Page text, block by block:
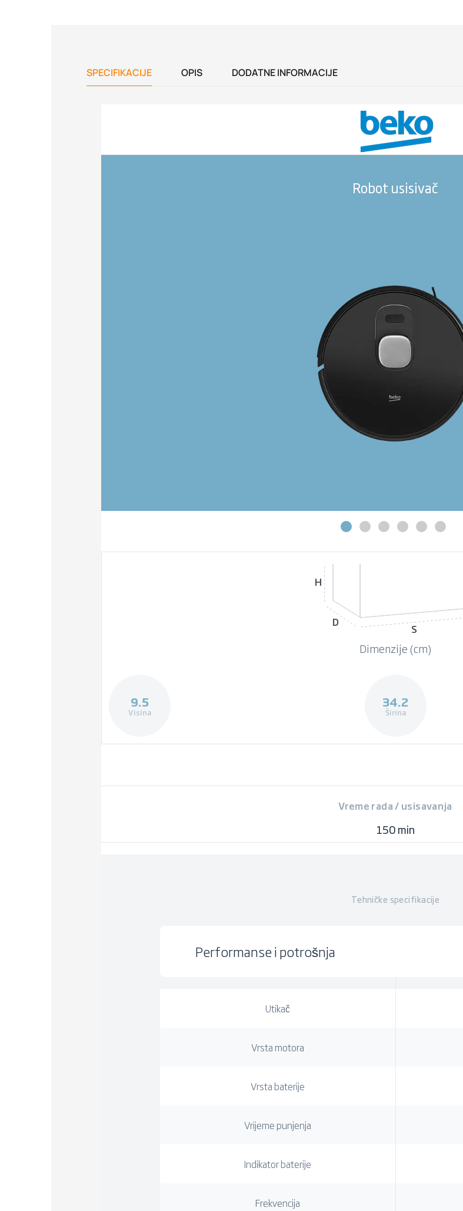
SPECIFIKACIJE OPIS DODATNE INFORMACIJE
Robot usisivač
H
D
S
Dimenzije (cm)
9.5
Visina
34.2
Širina
Vreme rada / usisavanja
150 min
Tehničke specifikacije
Performanse i potrošnja
Utikač
Vrsta motora
Vrsta baterije
Vrijeme punjenja
Indikator baterije
Frekvencija